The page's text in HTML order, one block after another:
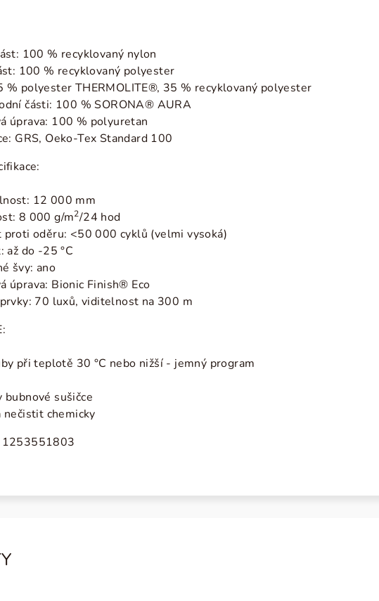
100 % recyklovaný nylon
100 % recyklovaný polyester
% polyester THERMOLITE®, 35 % recyklovaný polyester
části: 100 %SORONA® AURA
úprava: 100 % polyuretan
GRS, Oeko-Tex Standard 100
12 000 mm
8 000g/m2/24 hod
proti oděru: <50 000 cyklů (velmi vysoká)
až do -25 °C
švy: ano
úprava: Bionic Finish® Eco
70 luxů, viditelnost na 300 m
při teplotě 30 °C nebo nižší - jemný program
bubnové sušičce
nečistit chemicky
1253551803